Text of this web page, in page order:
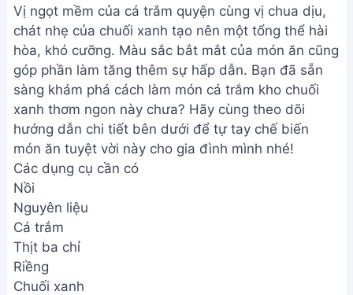
Vị ngọt mềm của cá trắm quyện cùng vị chua dịu,
chát nhẹ của chuối xanh tạo nên một tổng thể hài
hòa, khó cưỡng. Màu sắc bắt mắt của món ăn cũng
góp phần làm tăng thêm sự hấp dẫn. Bạn đã sẵn
sàng khám phá cách làm món cá trắm kho chuối
xanh thơm ngon này chưa? Hãy cùng theo dõi
hướng dẫn chi tiết bên dưới để tự tay chế biến
món ăn tuyệt vời này cho gia đình mình nhé!
Các dụng cụ cần có
Nồi
Nguyên liệu
Cá trắm
Thịt ba chỉ
Riềng
Chuối xanh